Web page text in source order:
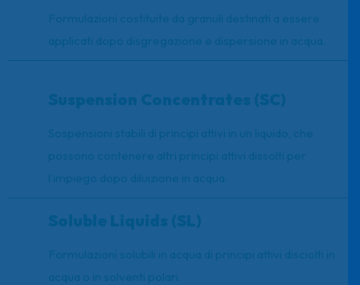
Formulazioni costituite da granuli destinati a essere
applicati dopo disgregazione e dispersione in acqua.
Suspension Concentrates (SC)
Sospensioni stabili di principi attivi in un liquido, che
possono contenere altri principi attivi dissolti per
l’impiego dopo diluizione in acqua.
Soluble Liquids (SL)
Formulazioni solubili in acqua di principi attivi disciolti in
acqua o in solventi polari.